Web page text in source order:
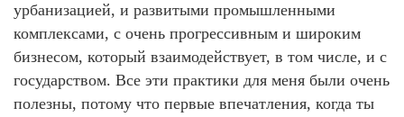
урбанизацией, и развитыми промышленными
комплексами, с очень прогрессивным и широким
бизнесом, который взаимодействует, в том числе, и с
государством. Все эти практики для меня были очень
полезны, потому что первые впечатления, когда ты